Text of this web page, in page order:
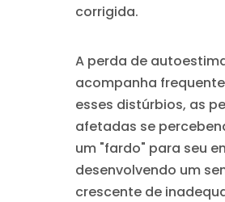
corrigida.
A perda de
acompanha
esses distúrbios, as
afetadas se
um "fardo" para seu
desenvolvendo um
crescente de